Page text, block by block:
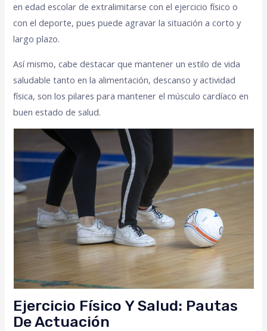
en edad escolar de extralimitarse con el ejercicio físico o
con el deporte, pues puede agravar la situación a corto y
largo plazo.
Así mismo, cabe destacar que mantener un estilo de vida
saludable tanto en la alimentación, descanso y actividad
física, son los pilares para mantener el músculo cardíaco en
buen estado de salud.
Ejercicio Físico Y Salud: Pautas
De Actuación